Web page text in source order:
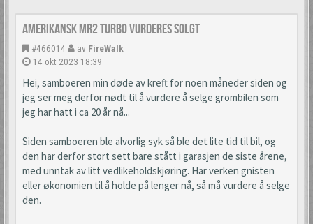
Amerikansk MR2 Turbo vurderes solgt
#466014 av FireWalk
14 okt 2023 18:39
Hei, samboeren min døde av kreft for noen måneder siden og
jeg ser meg derfor nødt til å vurdere å selge grombilen som
jeg har hatt i ca 20 år nå...
Siden samboeren ble alvorlig syk så ble det lite tid til bil, og
den har derfor stort sett bare stått i garasjen de siste årene,
med unntak av litt vedlikeholdskjøring. Har verken gnisten
eller økonomien til å holde på lenger nå, så må vurdere å selge
den.